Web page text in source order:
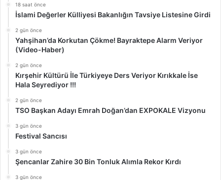
18 saat önce
İslami Değerler Külliyesi Bakanlığın Tavsiye Listesine Girdi
2 gün önce
Yahşihan’da Korkutan Çökme! Bayraktepe Alarm Veriyor
(Video-Haber)
2 gün önce
Kırşehir Kültürü İle Türkiyeye Ders Veriyor Kırıkkale İse
Hala Seyrediyor !!!
2 gün önce
TSO Başkan Adayı Emrah Doğan’dan EXPOKALE Vizyonu
3 gün önce
Festival Sancısı
3 gün önce
Şencanlar Zahire 30 Bin Tonluk Alımla Rekor Kırdı
3 gün önce